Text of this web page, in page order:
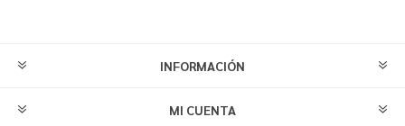
INFORMACIÓN
MI CUENTA